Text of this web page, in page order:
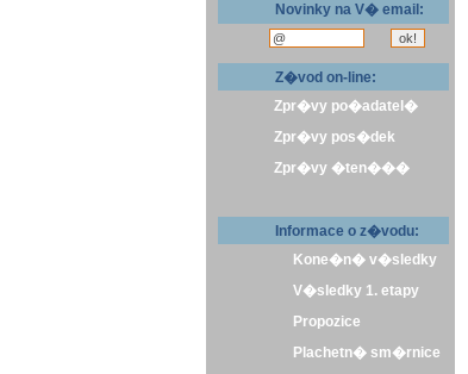
Novinky na V� email:
Z�vod on-line:
Zpr�vy po�adatel�
Zpr�vy pos�dek
Zpr�vy �ten���
Informace o z�vodu:
Kone�n� v�sledky
V�sledky 1. etapy
Propozice
Plachetn� sm�rnice